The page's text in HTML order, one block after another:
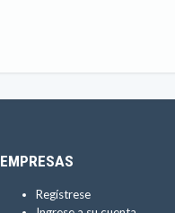
EMPRESAS
Regístrese